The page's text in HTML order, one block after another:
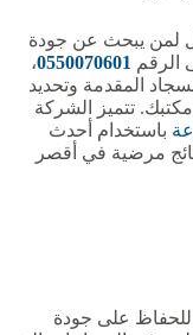
لمن يبحث عن جودة
الرقم 0550070601،
المقدمة وتحديد
تتميز الشركة
باستخدام أحدث
مرضية في أقصر
للحفاظ على جودة